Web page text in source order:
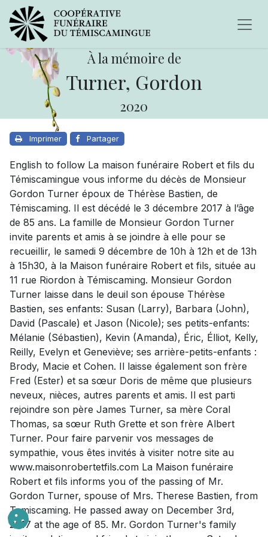
À la mémoire de
Turner, Gordon
2020
Imprimer Partager
English to follow La maison funéraire Robert et fils du
Témiscamingue vous informe du décès de Monsieur
Gordon Turner époux de Thérèse Bastien, de
Témiscaming. Il est décédé le 3 décembre 2017 à l’âge
de 85 ans. La famille de Monsieur Gordon Turner
invite parents et amis à se joindre à elle pour se
recueillir, le samedi 9 décembre de 10h à 12h et de 13h
à 15h30, à la Maison funéraire Robert et fils, située au
11 rue Riordon à Témiscaming. Monsieur Gordon
Turner laisse dans le deuil son épouse Thérèse
Bastien, ses enfants: Susan (Larry), Barbara (John),
David (Pascale) et Jason (Nicole); ses petits-enfants:
Mélanie (Sébastien), Kevin (Amanda), Éric, Élliot, Kelly,
Reilly, Evelyn et Geneviève; ses arrière-petits-enfants :
Brody, Macie et Cohen. Il laisse également son frère
Fred (Ester) et sa sœur Doris de même que plusieurs
neveux, nièces, autres parents et amis. Il est parti
rejoindre son père James Turner, sa mère Coral
Thomas, sa sœur Ruth Grette et son frère Albert
Turner. Pour faire parvenir vos messages de
sympathie, vous êtes invités à visiter notre site au
www.maisonrobertetfils.com La Maison funéraire
Robert et fils informs you of the passing of Mr.
Gordon Turner, spouse of Mrs. Therese Bastien, from
Temiscaming. He passed away on December 3rd,
2017 at the age of 85. Mr. Gordon Turner's family